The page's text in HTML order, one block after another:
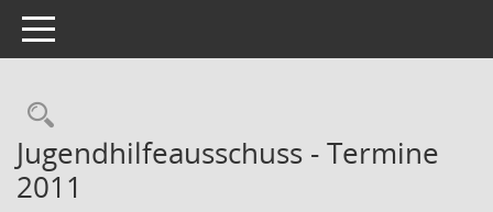
Toggle navigation
Rechercheauswahl
Jugendhilfeausschuss - Termine
2011